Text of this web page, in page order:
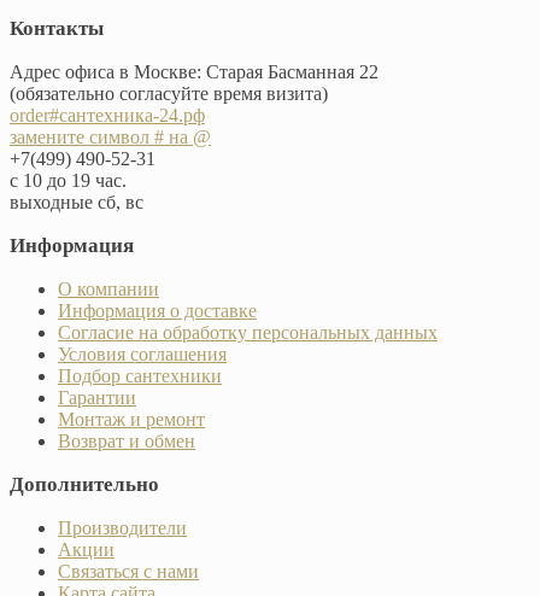
Контакты
Адрес офиса в Москве: Старая Басманная 22
(обязательно согласуйте время визита)
order#сантехника-24.рф
замените символ # на @
+7(499) 490-52-31
с 10 до 19 час.
выходные сб, вс
Информация
О компании
Информация о доставке
Согласие на обработку персональных данных
Условия соглашения
Подбор сантехники
Гарантии
Монтаж и ремонт
Возврат и обмен
Дополнительно
Производители
Акции
Связаться с нами